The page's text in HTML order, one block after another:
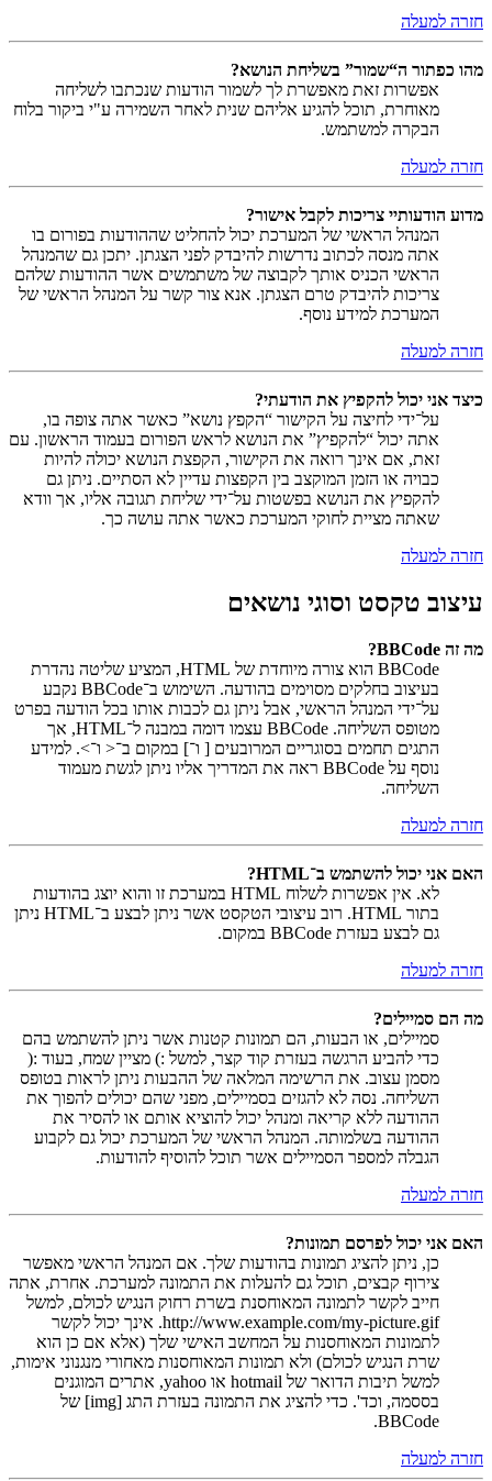
חזרה למעלה
מהו כפתור ה“שמור” בשליחת הנושא?
אפשרות זאת מאפשרת לך לשמור הודעות שנכתבו לשליחה
מאוחרת, תוכל להגיע אליהם שנית לאחר השמירה ע"י ביקור בלוח
הבקרה למשתמש.
חזרה למעלה
מדוע הודעותיי צריכות לקבל אישור?
המנהל הראשי של המערכת יכול להחליט שההודעות בפורום בו
אתה מנסה לכתוב נדרשות להיבדק לפני הצגתן. יתכן גם שהמנהל
הראשי הכניס אותך לקבוצה של משתמשים אשר ההודעות שלהם
צריכות להיבדק טרם הצגתן. אנא צור קשר על המנהל הראשי של
המערכת למידע נוסף.
חזרה למעלה
כיצד אני יכול להקפיץ את הודעתי?
על־ידי לחיצה על הקישור “הקפץ נושא” כאשר אתה צופה בו,
אתה יכול “להקפיץ” את הנושא לראש הפורום בעמוד הראשון. עם
זאת, אם אינך רואה את הקישור, הקפצת הנושא יכולה להיות
כבויה או הזמן המוקצב בין הקפצות עדיין לא הסתיים. ניתן גם
להקפיץ את הנושא בפשטות על־ידי שליחת תגובה אליו, אך וודא
שאתה מציית לחוקי המערכת כאשר אתה עושה כך.
חזרה למעלה
עיצוב טקסט וסוגי נושאים
מה זה BBCode?
BBCode הוא צורה מיוחדת של HTML, המציע שליטה נהדרת
בעיצוב בחלקים מסוימים בהודעה. השימוש ב־BBCode נקבע
על־ידי המנהל הראשי, אבל ניתן גם לכבות אותו בכל הודעה בפרט
מטופס השליחה. BBCode עצמו דומה במבנה ל־HTML, אך
התגים תחמים בסוגריים המרובעים [ ו־] במקום ב־< ו־>. למידע
נוסף על BBCode ראה את המדריך אליו ניתן לגשת מעמוד
השליחה.
חזרה למעלה
האם אני יכול להשתמש ב־HTML?
לא. אין אפשרות לשלוח HTML במערכת זו והוא יוצג בהודעות
בתור HTML. רוב עיצובי הטקסט אשר ניתן לבצע ב־HTML ניתן
גם לבצע בעזרת BBCode במקום.
חזרה למעלה
מה הם סמיילים?
סמיילים, או הבעות, הם תמונות קטנות אשר ניתן להשתמש בהם
כדי להביע הרגשה בעזרת קוד קצר, למשל :) מציין שמח, בעוד :(
מסמן עצוב. את הרשימה המלאה של ההבעות ניתן לראות בטופס
השליחה. נסה לא להגזים בסמיילים, מפני שהם יכולים להפוך את
ההודעה ללא קריאה ומנהל יכול להוציא אותם או להסיר את
ההודעה בשלמותה. המנהל הראשי של המערכת יכול גם לקבוע
הגבלה למספר הסמיילים אשר תוכל להוסיף להודעות.
חזרה למעלה
האם אני יכול לפרסם תמונות?
כן, ניתן להציג תמונות בהודעות שלך. אם המנהל הראשי מאפשר
צירוף קבצים, תוכל גם להעלות את התמונה למערכת. אחרת, אתה
חייב לקשר לתמונה המאוחסנת בשרת רחוק הנגיש לכולם, למשל
http://www.example.com/my-picture.gif. אינך יכול לקשר
לתמונות המאוחסנות על המחשב האישי שלך (אלא אם כן הוא
שרת הנגיש לכולם) ולא תמונות המאוחסנות מאחורי מנגנוני אימות,
למשל תיבות הדואר של hotmail או yahoo, אתרים המוגנים
בססמה, וכד'. כדי להציג את התמונה בעזרת התג [img] של
BBCode.
חזרה למעלה